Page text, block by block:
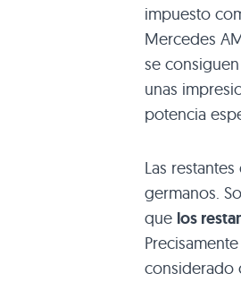
impuesto
Mercedes
se
unas
potencia
Las
germanos.
que los
Precisamente
considerado